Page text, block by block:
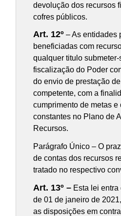
devolução dos recursos
cofres públicos.
Art. 12º – As entidades
beneficiadas com
qualquer titulo submeter-
fiscalização do Poder
do envio de prestação
competente, com a
cumprimento de metas e
constantes no Plano de
Recursos.
Parágrafo Único – O
de contas dos recursos
tratado no respectivo
Art. 13º – Esta lei
de 01 de janeiro de
as disposições em